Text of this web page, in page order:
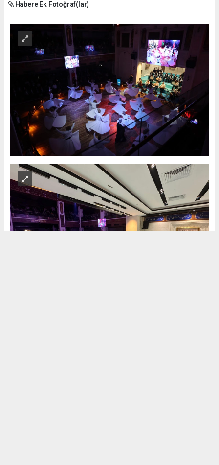
Habere Ek Fotoğraf(lar)